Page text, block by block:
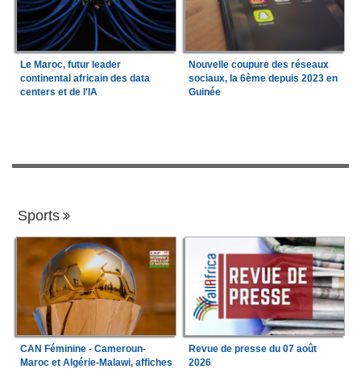
Le Maroc, futur leader
continental africain des data
centers et de l'IA
Nouvelle coupure des réseaux
sociaux, la 6ème depuis 2023 en
Guinée
Sports
CAN Féminine - Cameroun-
Maroc et Algérie-Malawi, affiches
Revue de presse du 07 août
2026